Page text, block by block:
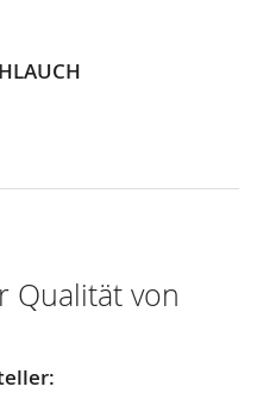
Qualität von